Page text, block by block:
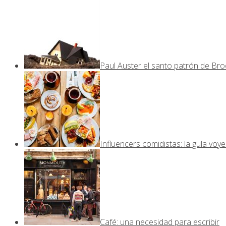
Paul Auster el santo patrón de
Influencers comidistas: la gula
Café: una necesidad para escribir